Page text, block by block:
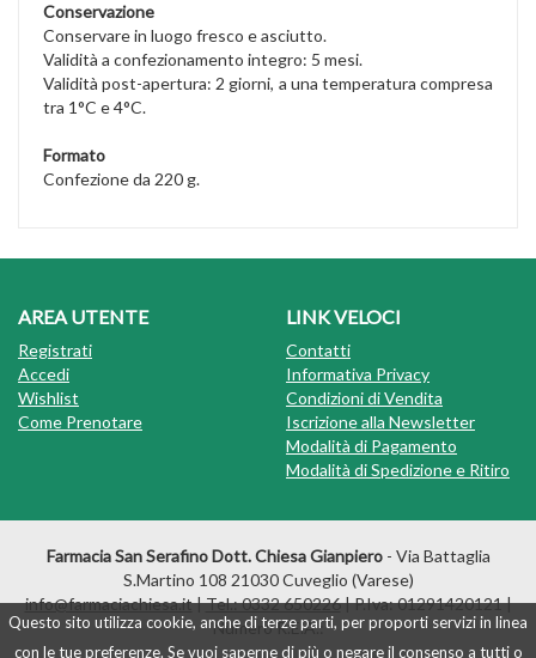
Questo sito utilizza cookie, anche di terze parti, per proporti servizi in linea
con le tue preferenze. Se vuoi saperne di più o negare il consenso a tutti o
Conservazione
Conservare in luogo fresco e asciutto.
Validità a confezionamento integro: 5 mesi.
Validità post-apertura: 2 giorni, a una temperatura compresa
tra 1°C e 4°C.
Formato
Confezione da 220 g.
AREA UTENTE
Registrati
Accedi
Wishlist
Come Prenotare
LINK VELOCI
Contatti
Informativa Privacy
Condizioni di Vendita
Iscrizione alla Newsletter
Modalità di Pagamento
Modalità di Spedizione e Ritiro
Farmacia San Serafino Dott. Chiesa Gianpiero - Via Battaglia
S.Martino 108 21030 Cuveglio (Varese)
info@farmaciachiesa.it|Tel.: 0332 650226| P.Iva: 01291420121 |
Numero R.E.A.: